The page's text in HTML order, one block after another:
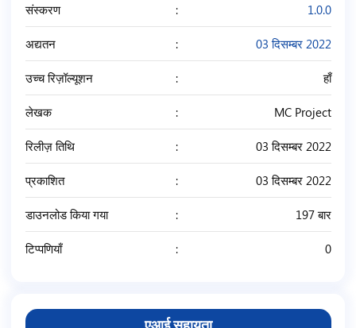
संस्करण 1.0.0
अद्यतन 03 दिसम्बर 2022
उच्च रिज़ॉल्यूशन हाँ
लेखक MC Project
रिलीज़ तिथि 03 दिसम्बर 2022
प्रकाशित 03 दिसम्बर 2022
डाउनलोड किया गया 197 बार
टिप्पणियाँ 0